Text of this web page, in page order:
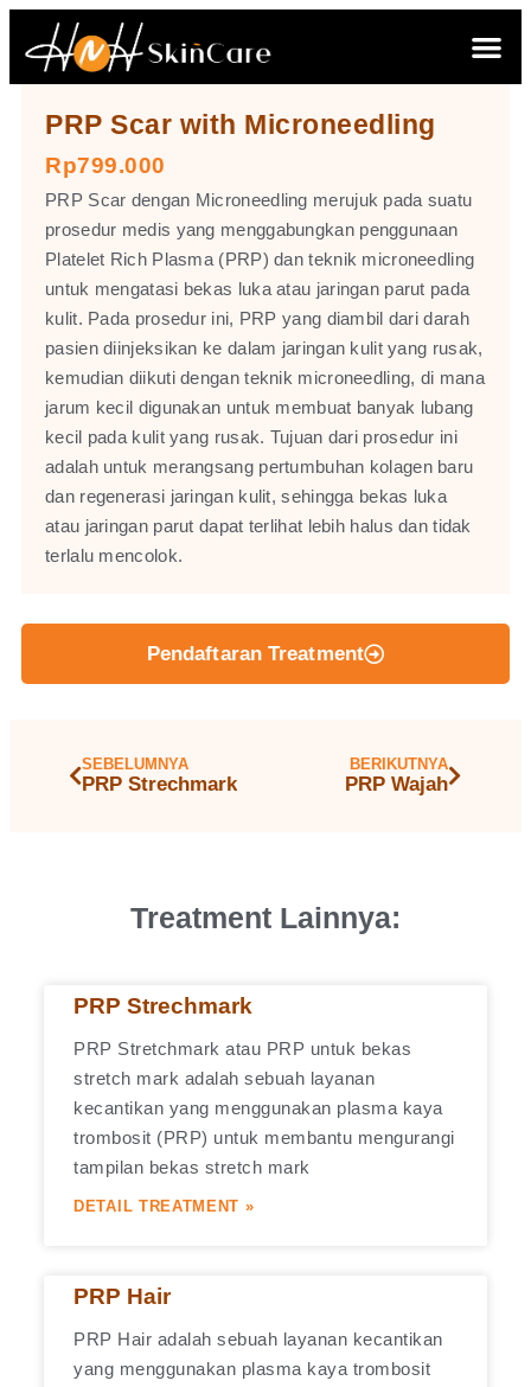
PRP Scar with Microneedling
Rp799.000
PRP Scar dengan Microneedling merujuk pada suatu
prosedur medis yang menggabungkan penggunaan
Platelet Rich Plasma (PRP) dan teknik microneedling
untuk mengatasi bekas luka atau jaringan parut pada
kulit. Pada prosedur ini, PRP yang diambil dari darah
pasien diinjeksikan ke dalam jaringan kulit yang rusak,
kemudian diikuti dengan teknik microneedling, di mana
jarum kecil digunakan untuk membuat banyak lubang
kecil pada kulit yang rusak. Tujuan dari prosedur ini
adalah untuk merangsang pertumbuhan kolagen baru
dan regenerasi jaringan kulit, sehingga bekas luka
atau jaringan parut dapat terlihat lebih halus dan tidak
terlalu mencolok.
Pendaftaran Treatment
SEBELUMNYA
PRP Strechmark
BERIKUTNYA
PRP Wajah
Treatment Lainnya:
PRP Strechmark
PRP Stretchmark atau PRP untuk bekas
stretch mark adalah sebuah layanan
kecantikan yang menggunakan plasma kaya
trombosit (PRP) untuk membantu mengurangi
tampilan bekas stretch mark
DETAIL TREATMENT »
PRP Hair
PRP Hair adalah sebuah layanan kecantikan
yang menggunakan plasma kaya trombosit